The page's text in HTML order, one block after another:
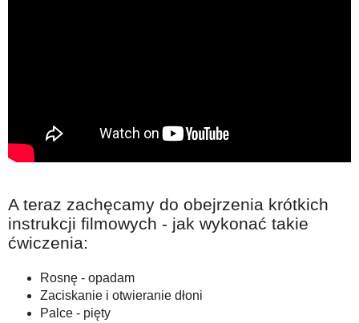
A teraz zachęcamy do obejrzenia krótkich
instrukcji filmowych - jak wykonać takie
ćwiczenia:
Rosnę - opadam
Zaciskanie i otwieranie dłoni
Palce - pięty